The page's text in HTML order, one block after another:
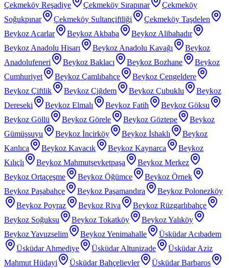
Çekmeköy Reşadiye
Çekmeköy Sırapınar
Çekmeköy
Soğukpınar
Çekmeköy Sultançiftliği
Çekmeköy Taşdelen
Beykoz Acarlar
Beykoz Akbaba
Beykoz Alibahadır
Beykoz Anadolu Hisarı
Beykoz Anadolu Kavağı
Beykoz
Anadolufeneri
Beykoz Baklacı Beykoz Bozhane
Beykoz
Cumhuriyet
Beykoz Çamlıbahçe
Beykoz Çengeldere
Beykoz Çiftlik
Beykoz Çiğdem Beykoz Çubuklu
Beykoz
Dereseki
Beykoz Elmalı Beykoz Fatih
Beykoz Göksu
Beykoz Göllü
Beykoz Görele Beykoz Göztepe
Beykoz
Gümüşsuyu
Beykoz İncirköy Beykoz İshaklı
Beykoz
Kanlıca
Beykoz Kavacık Beykoz Kaynarca
Beykoz
Kılıçlı
Beykoz Mahmutşevketpaşa
Beykoz Merkez
Beykoz Ortaçeşme
Beykoz Öğümce
Beykoz Örnek
Beykoz Paşabahçe
Beykoz Paşamandıra
Beykoz Polonezköy
Beykoz Poyraz
Beykoz Riva
Beykoz Rüzgarlıbahçe
Beykoz Soğuksu
Beykoz Tokatköy
Beykoz Yalıköy
Beykoz Yavuzselim
Beykoz Yenimahalle
Üsküdar Acıbadem
Üsküdar Ahmediye
Üsküdar Altunizade
Üsküdar Aziz
Mahmut Hüdayi
Üsküdar Bahçelievler Üsküdar Barbaros